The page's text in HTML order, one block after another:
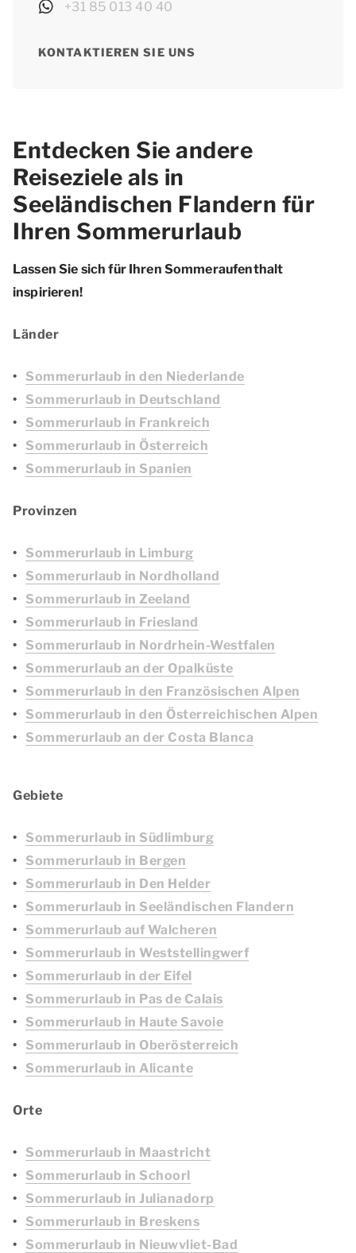
+31 85 013 40 40
KONTAKTIEREN SIE UNS
Entdecken Sie andere
Reiseziele als in
Seeländischen Flandern für
Ihren Sommerurlaub
Lassen Sie sich für Ihren Sommeraufenthalt
inspirieren!
Länder
Sommerurlaub in den Niederlande
Sommerurlaub in Deutschland
Sommerurlaub in Frankreich
Sommerurlaub in Österreich
Sommerurlaub in Spanien
Provinzen
Sommerurlaub in Limburg
Sommerurlaub in Nordholland
Sommerurlaub in Zeeland
Sommerurlaub in Friesland
Sommerurlaub in Nordrhein-Westfalen
Sommerurlaub an der Opalküste
Sommerurlaub in den Französischen Alpen
Sommerurlaub in den Österreichischen Alpen
Sommerurlaub an der Costa Blanca
Gebiete
Sommerurlaub in Südlimburg
Sommerurlaub in Bergen
Sommerurlaub in Den Helder
Sommerurlaub in Seeländischen Flandern
Sommerurlaub auf Walcheren
Sommerurlaub in Weststellingwerf
Sommerurlaub in der Eifel
Sommerurlaub in Pas de Calais
Sommerurlaub in Haute Savoie
Sommerurlaub in Oberösterreich
Sommerurlaub in Alicante
Orte
Sommerurlaub in Maastricht
Sommerurlaub in Schoorl
Sommerurlaub in Julianadorp
Sommerurlaub in Breskens
Sommerurlaub in Nieuwvliet-Bad